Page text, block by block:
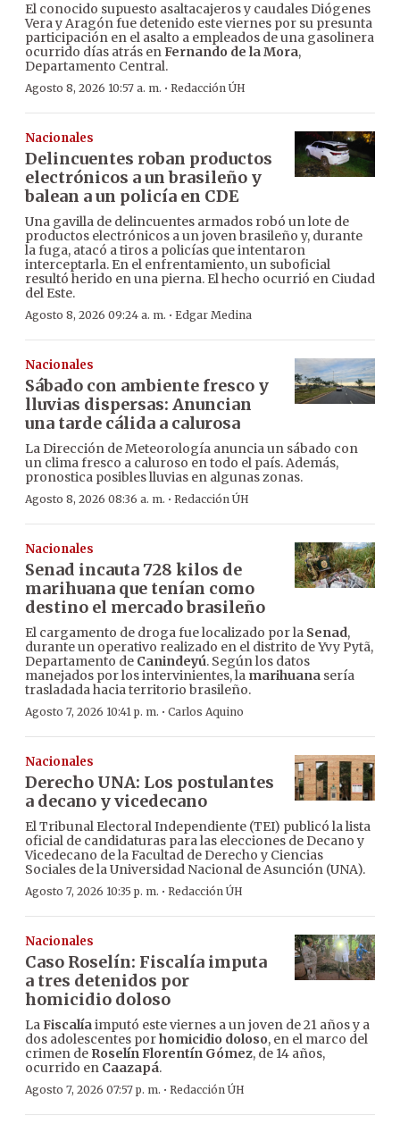
El conocido supuesto asaltacajeros y caudales Diógenes
Vera y Aragón fue detenido este viernes por su presunta
participación en el asalto a empleados de una gasolinera
ocurrido días atrás enFernando de la Mora,
Departamento Central.
Agosto 8, 2026 10:57 a. m. · Redacción ÚH
Nacionales
Delincuentes roban productos
electrónicos a un brasileño y
balean a un policía en CDE
Una gavilla de delincuentes armados robó un lote de
productos electrónicos a un joven brasileño y, durante
la fuga, atacó a tiros a policías que intentaron
interceptarla. En el enfrentamiento, un suboficial
resultó herido en una pierna. El hecho ocurrió en Ciudad
del Este.
Agosto 8, 2026 09:24 a. m. · Edgar Medina
Nacionales
Sábado con ambiente fresco y
lluvias dispersas: Anuncian
una tarde cálida a calurosa
La Dirección de Meteorología anuncia un sábado con
un clima fresco a caluroso en todo el país. Además,
pronostica posibles lluvias en algunas zonas.
Agosto 8, 2026 08:36 a. m. · Redacción ÚH
Nacionales
Senad incauta 728 kilos de
marihuana que tenían como
destino el mercado brasileño
El cargamento de droga fue localizado por la Senad,
durante un operativo realizado en el distrito de Yvy Pytã,
Departamento de Canindeyú. Según los datos
manejados por los intervinientes, la marihuana sería
trasladada hacia territorio brasileño.
Agosto 7, 2026 10:41 p. m. · Carlos Aquino
Nacionales
Derecho UNA: Los postulantes
a decano y vicedecano
El Tribunal Electoral Independiente (TEI) publicó la lista
oficial de candidaturas para las elecciones de Decano y
Vicedecano de la Facultad de Derecho y Ciencias
Sociales de la Universidad Nacional de Asunción (UNA).
Agosto 7, 2026 10:35 p. m. · Redacción ÚH
Nacionales
Caso Roselín: Fiscalía imputa
a tres detenidos por
homicidio doloso
LaFiscalíaimputó este viernes a un joven de 21 años y a
dos adolescentes porhomicidio doloso, en el marco del
crimen de Roselín Florentín Gómez, de 14 años,
ocurrido en Caazapá.
Agosto 7, 2026 07:57 p. m. · Redacción ÚH